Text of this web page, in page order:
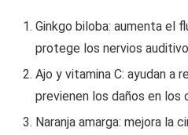
Ginkgo biloba: aumenta el
protege los nervios
Ajo y vitamina C: ayudan a
previenen los daños en los
Naranja amarga: mejora la